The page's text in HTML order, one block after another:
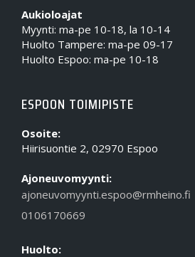
Aukioloajat
Myynti: ma-pe 10-18, la 10-14
Huolto Tampere: ma-pe 09-17
Huolto Espoo: ma-pe 10-18
ESPOON TOIMIPISTE
Osoite:
Hiirisuontie 2, 02970 Espoo
Ajoneuvomyynti:
ajoneuvomyynti.espoo@rmheino.fi
0106170669
Huolto: